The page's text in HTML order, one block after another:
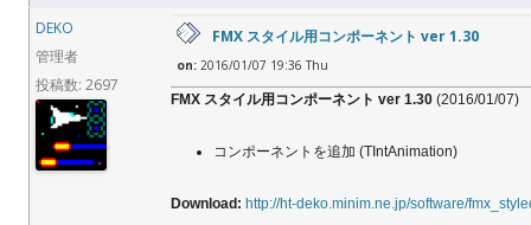
DEKO
管理者
投稿数: 2697
FMX スタイル用コンポーネント ver 1.30
on: 2016/01/07 19:36 Thu
FMX スタイル用コンポーネント ver 1.30 (2016/01/07)
コンポーネントを追加 (TIntAnimation)
Download: http://ht-deko.minim.ne.jp/software/